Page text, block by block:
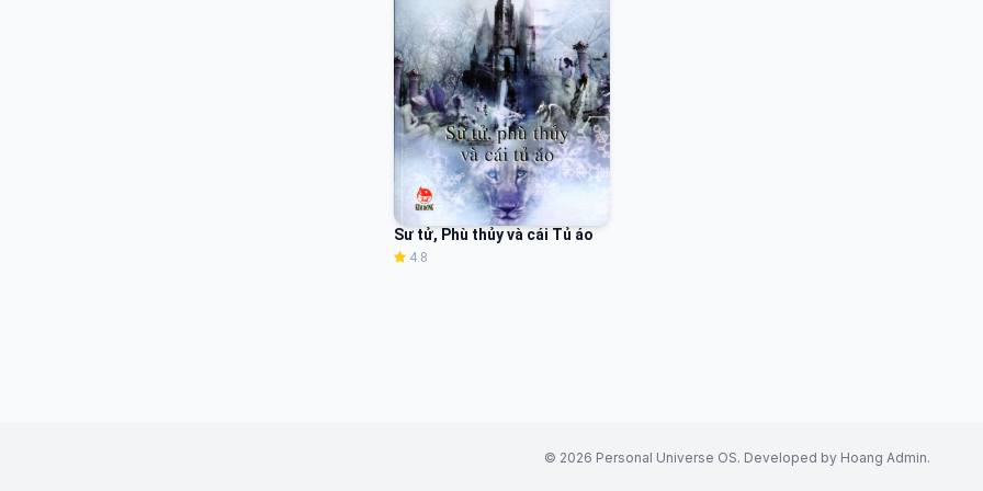
của ông và chương trình phát thanh trong thời chiến của ông về
đề Kitô giáo khiến ông được hoan nghênh rộng rãi. Năm 1956, ông
kết hôn với nữ văn sĩ Mỹ Joy Davidman, trẻ hơn ông 17 tuổi, bà mất
sau đó 4 năm vì bệnh ung thư ở tuổi 45. Lewis qua đời sau vợ 3
do suy thận, chỉ một tuần trước sinh nhật 65 tuổi của mình. Truyền
thông ít chú ý đến cái chết của ông; ông mất vào ngày 22 tháng 11
năm 1963 — cùng ngày Tổng thống Hoa Kỳ John F. Kennedy bị ám
sát, và cũng là ngày mất của một nhà văn nổi tiếng khác, Aldous
Huxley. Năm 2013, nhân kỷ niệm 50 năm ngày mất, Lewis đã được
Sư tử, Phù thủy và cái Tủ áo
4.8
© 2026 Personal Universe OS. Developed by Hoang Admin.